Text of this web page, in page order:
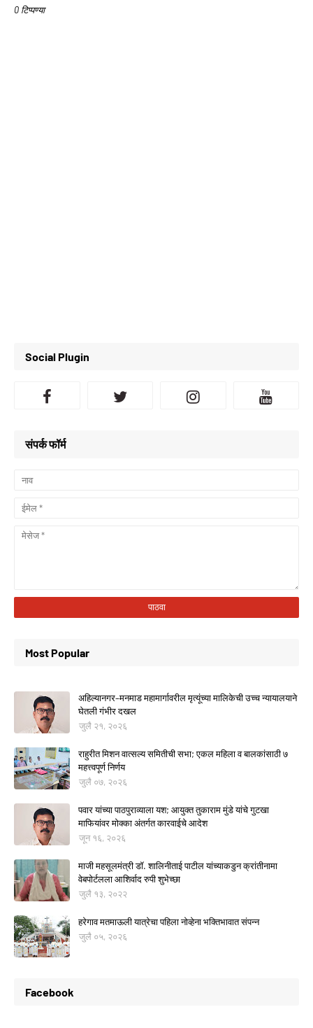
0 टिप्पण्या
Social Plugin
संपर्क फॉर्म
Most Popular
अहिल्यानगर–मनमाड महामार्गावरील मृत्यूंच्या मालिकेची उच्च न्यायालयाने
घेतली गंभीर दखल
जुलै २१, २०२६
राहुरीत मिशन वात्सल्य समितीची सभा; एकल महिला व बालकांसाठी ७
महत्त्वपूर्ण निर्णय
जुलै ०७, २०२६
पवार यांच्या पाठपुराव्याला यश; आयुक्त तुकाराम मुंडे यांचे गुटखा
माफियांवर मोक्का अंतर्गत कारवाईचे आदेश
जून १६, २०२६
माजी महसूलमंत्री डॉ. शालिनीताई पाटील यांच्याकडुन क्रांतीनामा
वेबपोर्टलला आशिर्वाद रुपी शुभेच्छा
जुलै १३, २०२२
हरेगाव मतमाऊली यात्रेचा पहिला नोव्हेना भक्तिभावात संपन्न
जुलै ०५, २०२६
Facebook